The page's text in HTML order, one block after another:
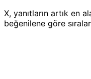
X, yanıtların artık en
beğenilene göre